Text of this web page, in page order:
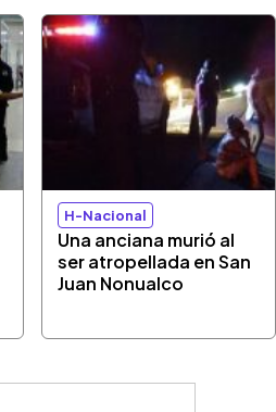
H-Nacional
Una anciana murió al
ser atropellada en San
Juan Nonualco